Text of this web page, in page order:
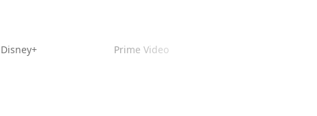
Disney+ Prime Video